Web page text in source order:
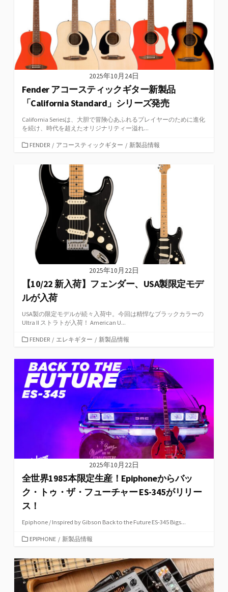
2025年10月24日
Fender アコースティックギター新製品
「California Standard」シリーズ発売
California Seriesは、大胆で冒険心あふれるプレイヤーのために進化
を続け、時代を超えたオリジナリティー溢れ...
カFENDER / アコースティックギター / 新製品情報
2025年10月22日
【10/22 新入荷】フェンダー、USA製限定モデ
ルが入荷
USA製の限定モデルが続々入荷中。今回は精悍なブラックカラーの
Ultra II ストラトが入荷！ American U...
カ
ゴ
リ
ー
FENDER / エレキギター / 新製品情報
2025年10月22日
全世界1985本限定生産！Epiphoneからバッ
ク・トゥ・ザ・フューチャー ES-345がリリー
ス！
Epiphone / Inspired by Gibson Back to the Future ES-345 Bigs...
カ
ゴ
リ
ー
EPIPHONE / 新製品情報